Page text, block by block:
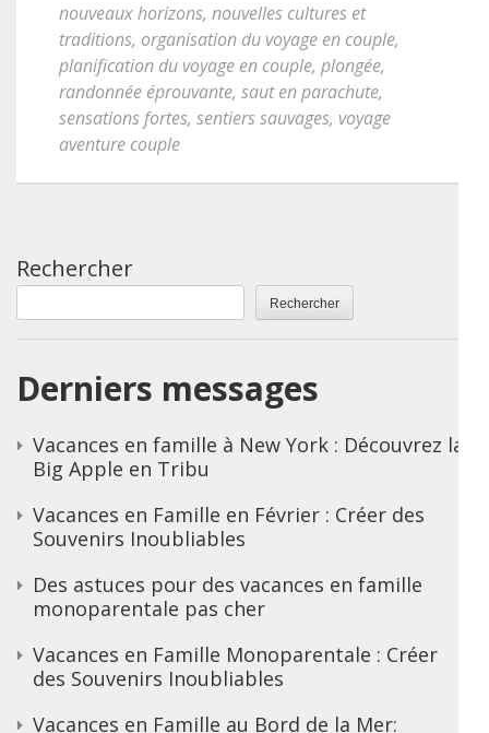
nouveaux horizons, nouvelles cultures et
traditions, organisation du voyage en couple,
planification du voyage en couple, plongée,
randonnée éprouvante, saut en parachute,
sensations fortes, sentiers sauvages, voyage
aventure couple
Rechercher
Rechercher
Derniers messages
Vacances en famille à New York : Découvrez la
Big Apple en Tribu
Vacances en Famille en Février : Créer des
Souvenirs Inoubliables
Des astuces pour des vacances en famille
monoparentale pas cher
Vacances en Famille Monoparentale : Créer
des Souvenirs Inoubliables
Vacances en Famille au Bord de la Mer: